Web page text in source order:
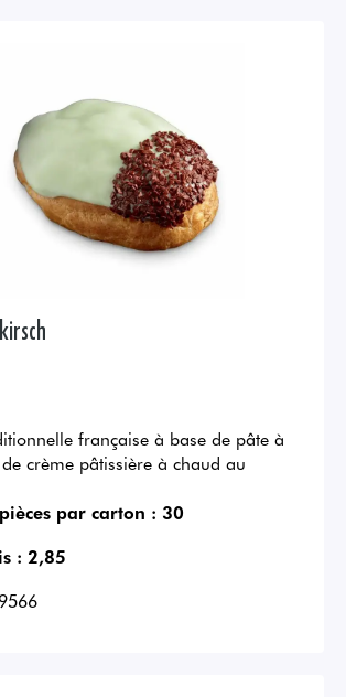
française à base de pâte à
crème pâtissière à chaud au
par carton : 30
: 2,85